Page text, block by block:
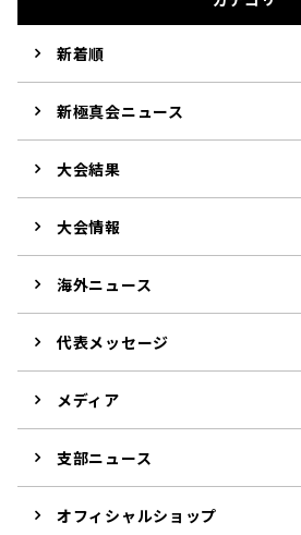
新着順
新極真会ニュース
大会結果
大会情報
海外ニュース
代表メッセージ
メディア
支部ニュース
オフィシャルショップ